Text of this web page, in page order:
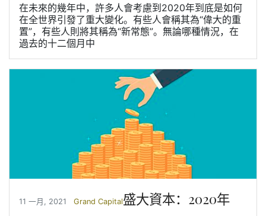
在未來的幾年中，許多人會考慮到2020年到底是如何
在全世界引發了重大變化。有些人會稱其為“偉大的重
置”，有些人則將其稱為“新常態”。無論哪種情況，在
過去的十二個月中
11 一月, 2021 Grand Capital盛大資本：2020年